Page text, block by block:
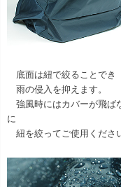
底面は紐で絞ることでき
雨の侵入を抑えます。
強風時にはカバーが飛ば
に
紐を絞ってご使用くださ